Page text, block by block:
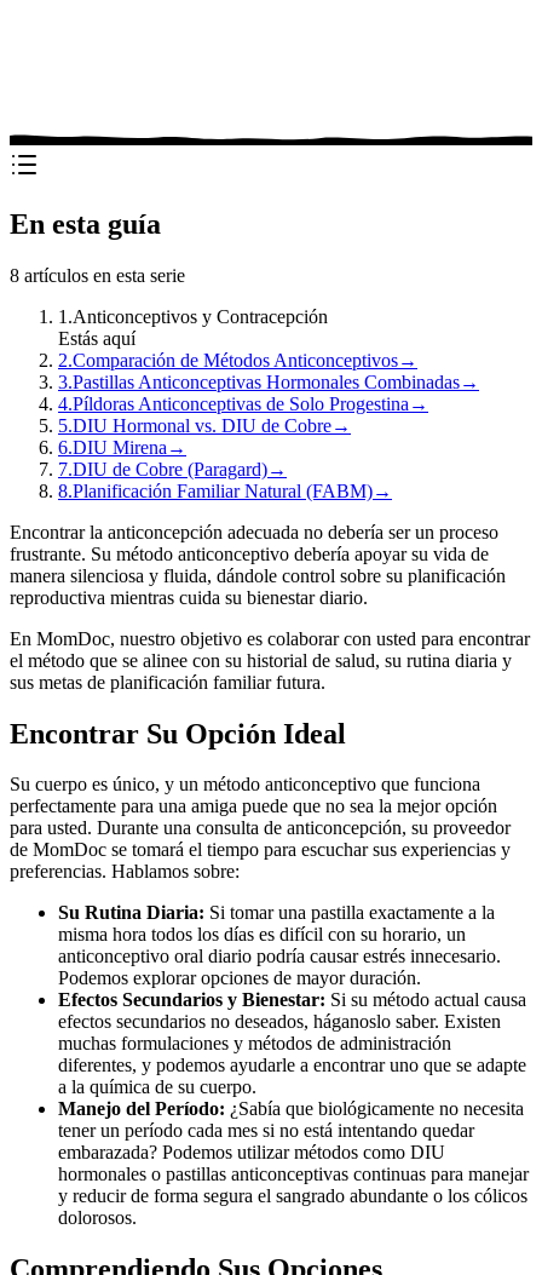
En esta guía
8 artículos en esta serie
1 .Anticonceptivos y Contracepción
Estás aquí
2.Comparación de Métodos Anticonceptivos→
3.Pastillas Anticonceptivas Hormonales Combinadas→
4.Píldoras Anticonceptivas de Solo Progestina →
5.DIU Hormonal vs. DIU de Cobre→
6.DIU Mirena →
7.DIU de Cobre (Paragard)→
8.Planificación Familiar Natural (FABM)→
Encontrar la anticoncepción adecuada no debería ser un proceso
frustrante. Su método anticonceptivo debería apoyar su vida de
manera silenciosa y fluida, dándole control sobre su planificación
reproductiva mientras cuida su bienestar diario.
En MomDoc, nuestro objetivo es colaborar con usted para encontrar
el método que se alinee con su historial de salud, su rutina diaria y
sus metas de planificación familiar futura.
Encontrar Su Opción Ideal
Su cuerpo es único, y un método anticonceptivo que funciona
perfectamente para una amiga puede que no sea la mejor opción
para usted. Durante una consulta de anticoncepción, su proveedor
de MomDoc se tomará el tiempo para escuchar sus experiencias y
preferencias. Hablamos sobre:
Su Rutina Diaria: Si tomar una pastilla exactamente a la
misma hora todos los días es difícil con su horario, un
anticonceptivo oral diario podría causar estrés innecesario.
Podemos explorar opciones de mayor duración.
Efectos Secundarios y Bienestar: Si su método actual causa
efectos secundarios no deseados, háganoslo saber. Existen
muchas formulaciones y métodos de administración
diferentes, y podemos ayudarle a encontrar uno que se adapte
a la química de su cuerpo.
Manejo del Período: ¿Sabía que biológicamente no necesita
tener un período cada mes si no está intentando quedar
embarazada? Podemos utilizar métodos como DIU
hormonales o pastillas anticonceptivas continuas para manejar
y reducir de forma segura el sangrado abundante o los cólicos
dolorosos.